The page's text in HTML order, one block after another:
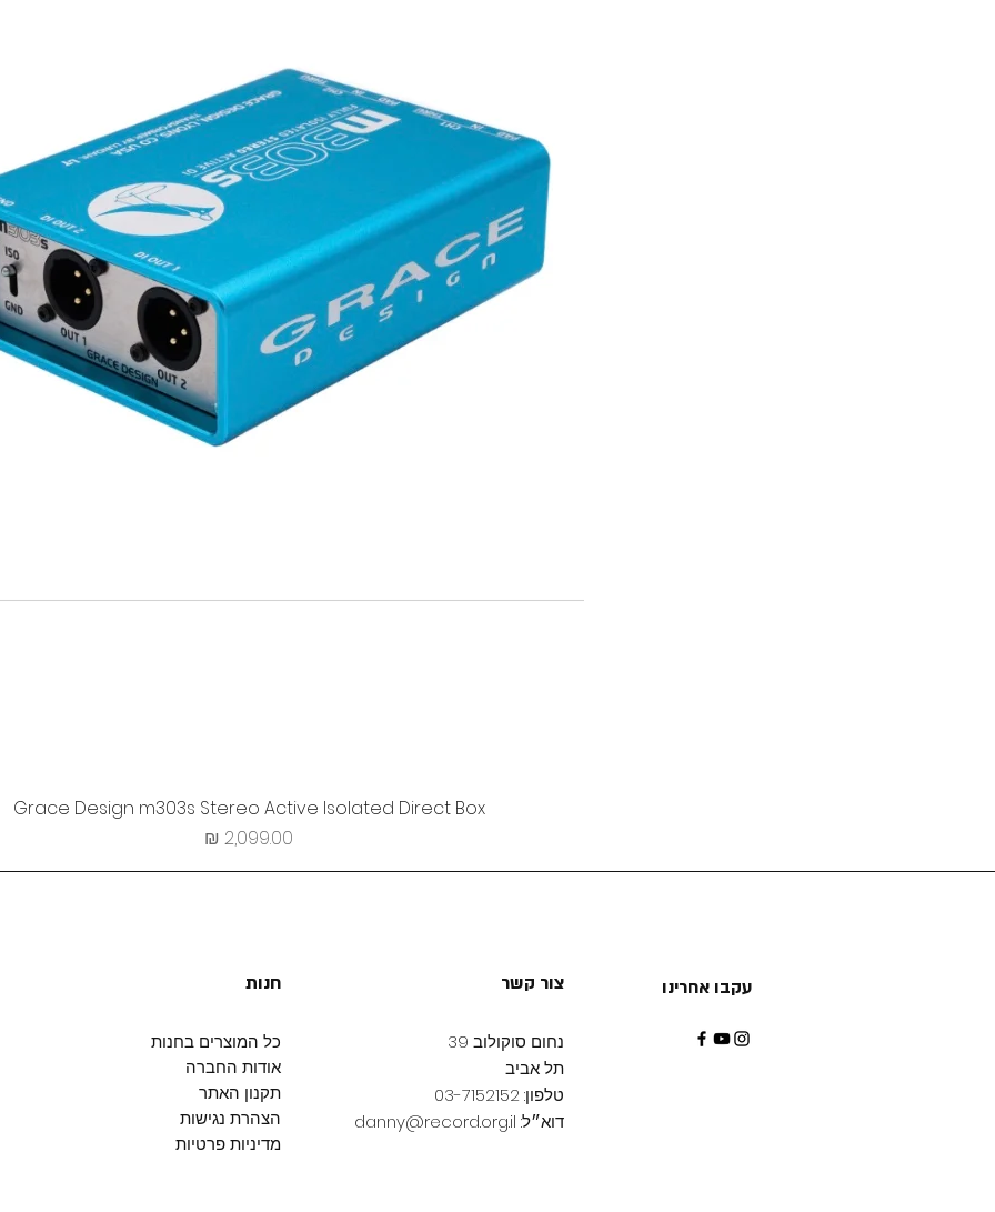
Grace Design m303s Stereo Active Isolated Direct Box
מחיר
עקבו אחרינו צור קשר
נחום סוקולוב 39
תל אביב
טלפון: 03-7152152
דוא״ל: danny@record.org.il
חנות
כל המוצרים בחנות
אודות החברה
תקנון האתר
הצהרת נגישות
מדיניות פרטיות